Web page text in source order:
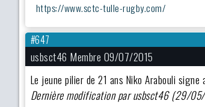
https://www.sctc-tulle-rugby.com/
#647
usbsct46 Membre 09/07/2015
Le jeune pilier de 21 ans Niko Arabouli
Dernière modification par usbsct46 (29/